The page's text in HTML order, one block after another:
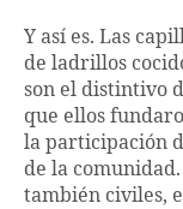
Y así es. Las
de ladrillos
son el distintivo
que ellos
la participación
de la
también civiles,